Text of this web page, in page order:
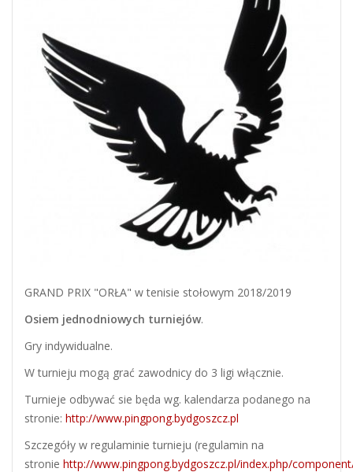
GRAND PRIX "ORŁA" w tenisie stołowym 2018/2019
Osiem jednodniowych turniejów.
Gry indywidualne.
W turnieju mogą grać zawodnicy do 3 ligi włącznie.
Turnieje odbywać sie będa wg. kalendarza podanego na
stronie: http://www.pingpong.bydgoszcz.pl
Szczegóły w regulaminie turnieju (regulamin na
stronie http://www.pingpong.bydgoszcz.pl/index.php/